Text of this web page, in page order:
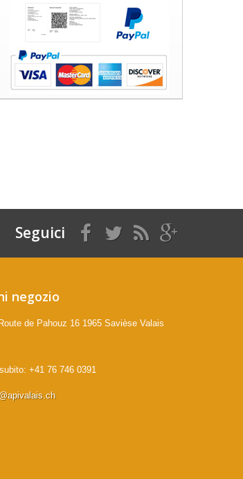
Seguici
negozio
de Pahouz 16 1965 Savièse Valais
+41 76 746 0391